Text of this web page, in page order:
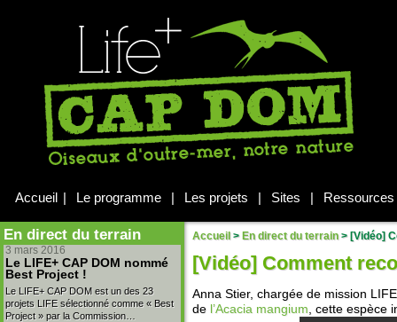
Accueil | Le programme | Les projets | Sites | Ressources
En direct du terrain
3 mars 2016
Le LIFE+ CAP DOM nommé
Best Project !
Le LIFE+ CAP DOM est un des 23
projets LIFE sélectionné comme « Best
Project » par la Commission…
Accueil > En direct du terrain >[Vidéo]
[Vidéo] Comment
Anna Stier, chargée de mission
de l’Acacia mangium , cette espèce